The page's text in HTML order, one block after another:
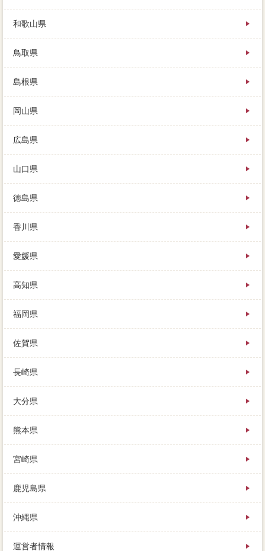
和歌山県
鳥取県
島根県
岡山県
広島県
山口県
徳島県
香川県
愛媛県
高知県
福岡県
佐賀県
長崎県
大分県
熊本県
宮崎県
鹿児島県
沖縄県
運営者情報